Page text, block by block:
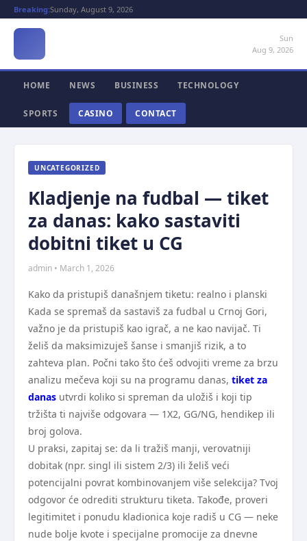
Breaking:Sunday, August 9, 2026
Sun
Aug 9, 2026
HOME NEWS BUSINESS TECHNOLOGY
SPORTS CASINO CONTACT
UNCATEGORIZED
Kladjenje na fudbal — tiket
za danas: kako sastaviti
dobitni tiket u CG
admin • March 1, 2026
Kako da pristupiš današnjem tiketu: realno i planski
Kada se spremaš da sastaviš za fudbal u Crnoj Gori,
važno je da pristupiš kao igrač, a ne kao navijač. Ti
želiš da maksimizuješ šanse i smanjiš rizik, a to
zahteva plan. Počni tako što ćeš odvojiti vreme za brzu
analizu mečeva koji su na programu danas, tiket za
danas utvrdi koliko si spreman da uložiš i koji tip
tržišta ti najviše odgovara — 1X2, GG/NG, hendikep ili
broj golova.
U praksi, zapitaj se: da li tražiš manji, verovatniji
dobitak (npr. singl ili sistem 2/3) ili želiš veći
potencijalni povrat kombinovanjem više selekcija? Tvoj
odgovor će odrediti strukturu tiketa. Takođe, proveri
legitimitet i ponudu kladionica koje radiš u CG — neke
nude bolje kvote i specijalne promocije za dnevne